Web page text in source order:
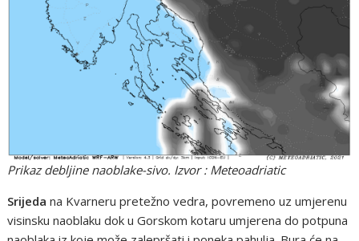
Prikaz debljine naoblake-sivo. Izvor : Meteoadriatic
Srijeda na Kvarneru pretežno vedra, povremeno uz umjerenu
visinsku naoblaku dok u Gorskom kotaru umjerena do potpuna